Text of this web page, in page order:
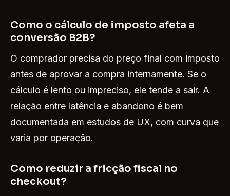
Como o cálculo de imposto afeta a
conversão B2B?
O comprador precisa do preço final com imposto
antes de aprovar a compra internamente. Se o
cálculo é lento ou impreciso, ele tende a sair. A
relação entre latência e abandono é bem
documentada em estudos de UX, com curva que
varia por operação.
Como reduzir a fricção fiscal no
checkout?